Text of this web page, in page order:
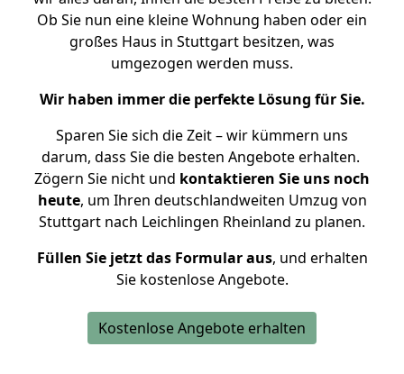
Ob Sie nun eine kleine Wohnung haben oder ein
großes Haus in Stuttgart besitzen, was
umgezogen werden muss.
Wir haben immer die perfekte Lösung für Sie.
Sparen Sie sich die Zeit – wir kümmern uns
darum, dass Sie die besten Angebote erhalten.
Zögern Sie nicht und kontaktieren Sie uns noch
heute, um Ihren deutschlandweiten Umzug von
Stuttgart nach Leichlingen Rheinland zu planen.
Füllen Sie jetzt das Formular aus, und erhalten
Sie kostenlose Angebote.
Kostenlose Angebote erhalten